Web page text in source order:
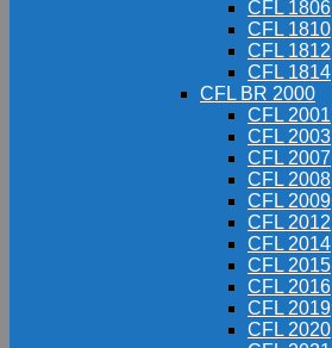
CFL 1806
CFL 1810
CFL 1812
CFL 1814
CFL BR 2000
CFL 2001
CFL 2003
CFL 2007
CFL 2008
CFL 2009
CFL 2012
CFL 2014
CFL 2015
CFL 2016
CFL 2019
CFL 2020